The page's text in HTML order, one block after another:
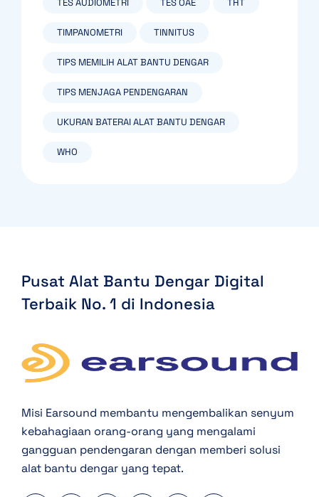
TES AUDIOMETRI TES OAE THT
TIMPANOMETRI TINNITUS
TIPS MEMILIH ALAT BANTU DENGAR
TIPS MENJAGA PENDENGARAN
UKURAN BATERAI ALAT BANTU DENGAR
WHO
Pusat Alat Bantu Dengar Digital
Terbaik No. 1 di Indonesia
Misi Earsound membantu mengembalikan senyum
kebahagiaan orang-orang yang mengalami
gangguan pendengaran dengan memberi solusi
alat bantu dengar yang tepat.